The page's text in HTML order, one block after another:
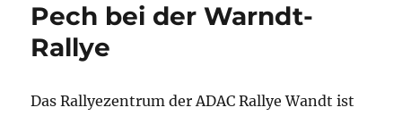
Pech bei der Warndt-
Rallye
Das Rallyezentrum der ADAC Rallye Wandt ist